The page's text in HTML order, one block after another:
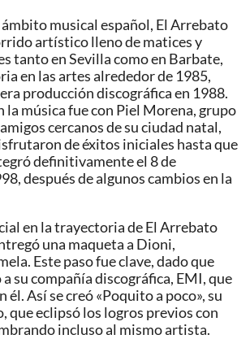
musical español, El Arrebato
artístico lleno de matices y
tanto en Sevilla como en Barbate,
en las artes alrededor de 1985,
producción discográfica en 1988.
la música fue con Piel Morena, grupo
cercanos de su ciudad natal,
de éxitos iniciales hasta que
definitivamente el 8 de
después de algunos cambios en la
en la trayectoria de El Arrebato
una maqueta a Dioni,
Este paso fue clave, dado que
su compañía discográfica, EMI, que
Así se creó «Poquito a poco», su
que eclipsó los logros previos con
incluso al mismo artista.